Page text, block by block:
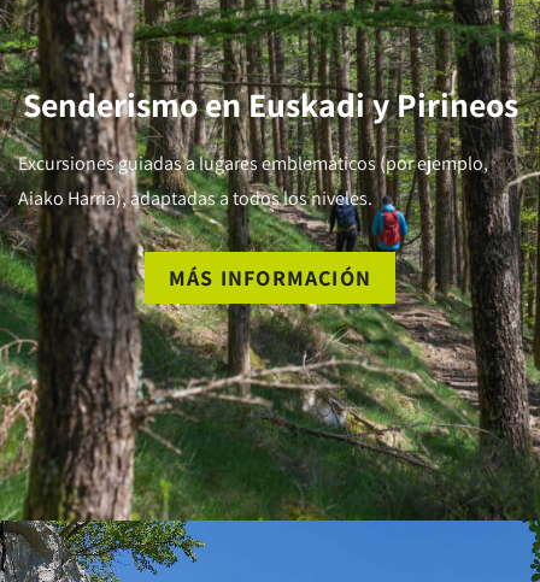
Senderismo en Euskadi y Pirineos
Excursiones guiadas a lugares emblemáticos (por ejemplo,
Aiako Harria), adaptadas a todos los niveles.
MÁS INFORMACIÓN